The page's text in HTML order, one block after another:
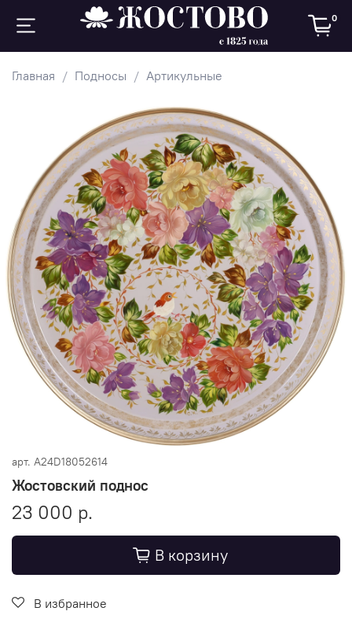
0
Главная Подносы Артикульные
арт. A24D18052614
Жостовский поднос
23 000 р.
В корзину
В избранное